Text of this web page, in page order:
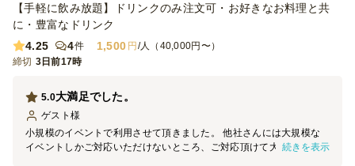
【手軽に飲み放題】ドリンクのみ注文可・お好きなお料理と共
に・豊富なドリンク
4.25
4件 1,500 円 /人（40,000円〜）
締切 3日前17時
大満足でした。
5.0
ゲスト 様
小規模のイベントで利用させて頂きました。 他社さんには大規模な
イベントしかご対応いただけないところ、ご対応頂けて大変助かりま
続きを表示